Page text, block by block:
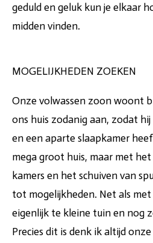
geduld en geluk kun je elkaar
midden vinden.
MOGELIJKHEDEN ZOEKEN
Onze volwassen zoon woont
ons huis zodanig aan, zodat
en een aparte slaapkamer
mega groot huis, maar met
kamers en het schuiven van
tot mogelijkheden. Net als
eigenlijk te kleine tuin en nog
Precies dit is denk ik altijd